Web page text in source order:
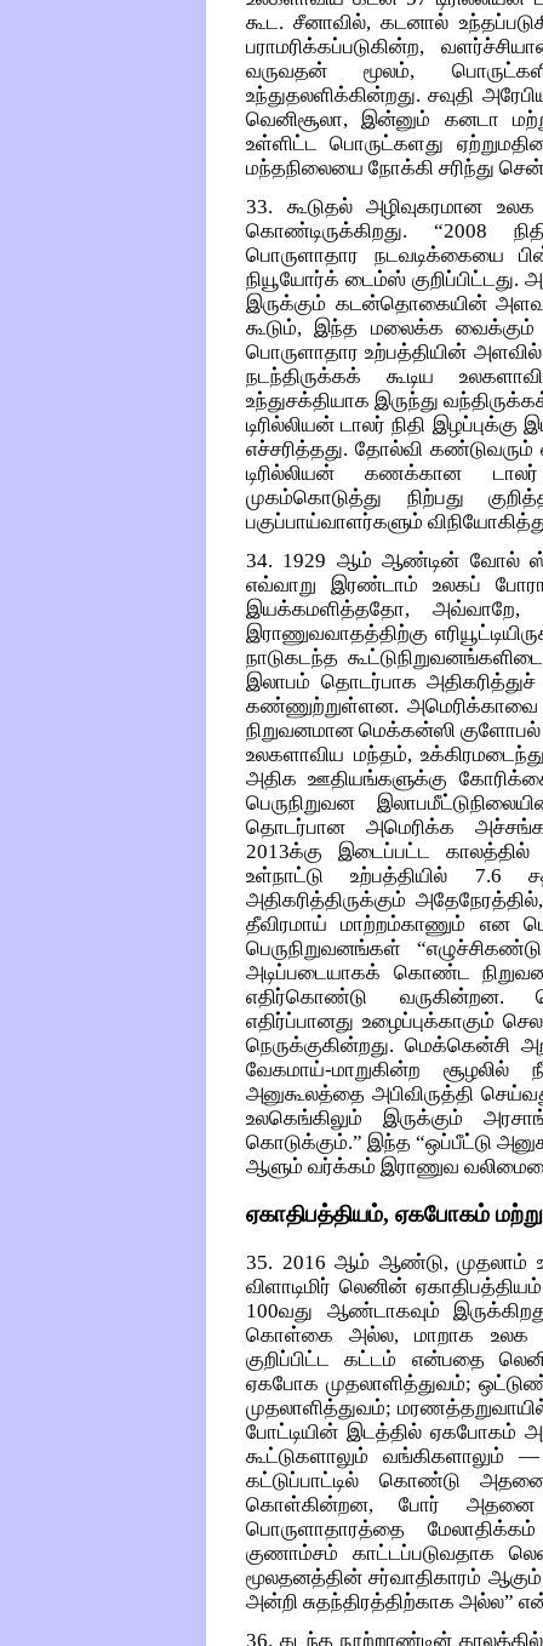
கூட. சீனாவில், கடனால்
பராமரிக்கப்படுகின்ற,
வருவதன் மூலம்,
உந்துதலளிக்கின்றது. சவுதி
வெனிசூலா, இன்னும் கனடா
உள்ளிட்ட பொருட்களது
மந்தநிலையை நோக்கி சரிந்து
33. கூடுதல் அழிவுகரமான
கொண்டிருக்கிறது. “2008
பொருளாதார நடவடிக்கையை
நியூயோர்க் டைம்ஸ் குறிப்பிட்டது.
இருக்கும் கடன்தொகையின் அளவு 5
கூடும், இந்த மலைக்க வைக்கும்
பொருளாதார உற்பத்தியின்
நடந்திருக்கக் கூடிய
உந்துசக்தியாக இருந்து
டிரில்லியன் டாலர் நிதி
எச்சரித்தது. தோல்வி கண்டுவரும்
டிரில்லியன் கணக்கான
முகம்கொடுத்து நிற்பது
பகுப்பாய்வாளர்களும்
34. 1929 ஆம் ஆண்டின் வோல்
எவ்வாறு இரண்டாம் உலகப்
இயக்கமளித்ததோ, அவ்வாறே,
இராணுவவாதத்திற்கு
நாடுகடந்த
இலாபம் தொடர்பாக
கண்ணுற்றுள்ளன.
நிறுவனமான மெக்கன்ஸி குளோபல்
உலகளாவிய மந்தம்,
அதிக ஊதியங்களுக்கு
பெருநிறுவன
தொடர்பான அமெரிக்க
2013க்கு இடைப்பட்ட
உள்நாட்டு உற்பத்தியில் 7.6
அதிகரித்திருக்கும்
தீவிரமாய் மாற்றம்காணும் என
பெருநிறுவனங்கள்
அடிப்படையாகக் கொண்ட
எதிர்கொண்டு வருகின்றன.
எதிர்ப்பானது உழைப்புக்காகும்
நெருக்குகின்றது. மெக்கென்சி
வேகமாய்-மாறுகின்ற சூழலில்
அனுகூலத்தை அபிவிருத்தி
உலகெங்கிலும் இருக்கும்
கொடுக்கும்.” இந்த “ஒப்பீட்டு
ஆளும் வர்க்கம் இராணுவ
ஏகாதிபத்தியம், ஏகபோகம் மற்றும்
35. 2016 ஆம் ஆண்டு, முதலாம்
விளாடிமிர் லெனின்
100வது ஆண்டாகவும்
கொள்கை அல்ல, மாறாக உலக
குறிப்பிட்ட கட்டம் என்பதை
ஏகபோக முதலாளித்துவம்;
முதலாளித்துவம்;
போட்டியின் இடத்தில் ஏகபோகம்
கூட்டுகளாலும்
கட்டுப்பாட்டில் கொண்டு அதனை
கொள்கின்றன, போர் அதனை
பொருளாதாரத்தை
குணாம்சம் காட்டப்படுவதாக
மூலதனத்தின் சர்வாதிகாரம்
அன்றி சுதந்திரத்திற்காக அல்ல”
36. கடந்த நூற்றாண்டின் காலத்தில்